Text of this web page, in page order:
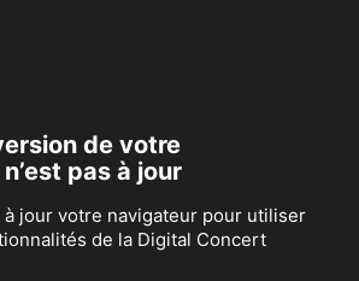
de votre
pas à jour
jour votre navigateur pour utiliser
de la Digital Concert